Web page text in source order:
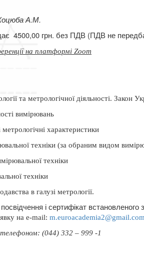
А.М.
4500,00 грн. без ПДВ (ПДВ не
на платформі Zoom
та метрологічної діяльності. Закон
вимірювань
характеристики
техніки (за обраним видом
техніки
техніки
в галузі метрології.
і сертифікат встановленого
на e-mail: m.euroacademia2@gmail.com
(044) 332 – 999 -1